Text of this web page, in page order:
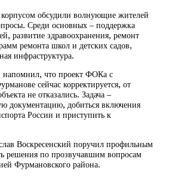
корпусом обсудили волнующие жителей
Среди основных – поддержка
развитие здравоохранения, ремонт
ремонта школ и детских садов,
инфраструктура.
напомнил, что проект ФОКа с
сейчас корректируется, от
не отказались. Задача –
документацию, добиться включения
России и приступить к
Воскресенский поручил профильным
решения по прозвучавшим вопросам
Фурмановского района.